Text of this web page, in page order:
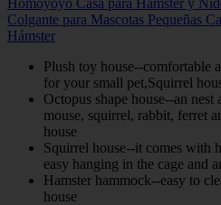
Colgante para Mascotas Pequeñas
Hámster
Plush toy house--comfortable
for your small pet,Squirrel
Octopus shape house--an nest
mouse, squirrel, rabbit, ferret
house
Squirrel house--it comes with
easy hanging in the cage and
Hamster hammock--easy to
house